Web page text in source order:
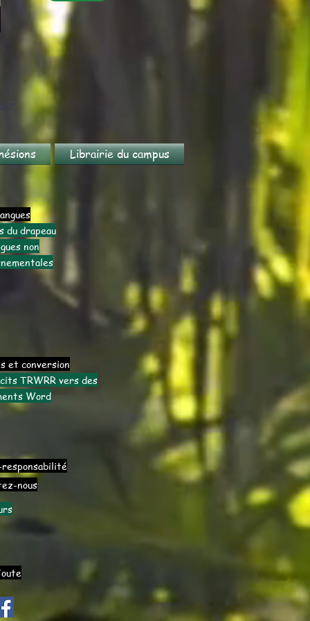
Librairie du campus
du drapeau
non
et conversion
TRWRR vers des
Word
responsabilité
nous